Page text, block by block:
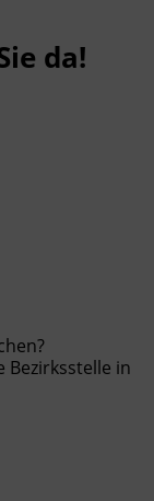
da!
Bezirksstelle in